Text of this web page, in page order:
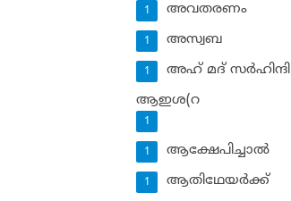
അവതരണം
1
അസ്വബ
1
അഹ് മദ് സര്‍ഹിന്ദി
1
ആഇശ(റ
1
ആക്ഷേപിച്ചാല്‍
1
ആതിഥേയര്‍ക്ക്
1